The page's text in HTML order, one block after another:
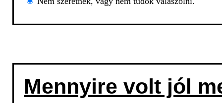
Mennyire volt jól